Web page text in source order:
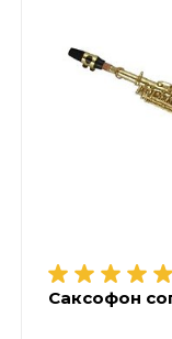
Саксофон